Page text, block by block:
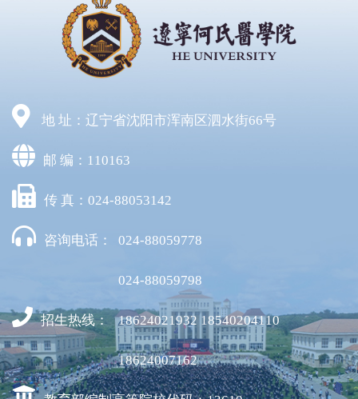
地 址：辽宁省沈阳市浑南区泗水街66号
邮 编：110163
传 真：024-88053142
咨询电话： 024-88059778
024-88059798
招生热线： 18624021932 18540204110
18624007162